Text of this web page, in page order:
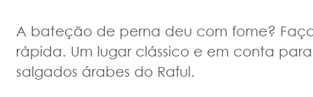
A bateção de perna deu com fome?
rápida. Um lugar clássico e em conta
salgados árabes do Raful.